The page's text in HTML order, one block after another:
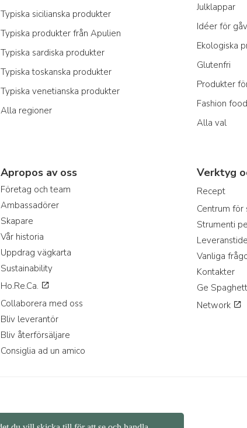
Typiska sicilianska produkter
Typiska produkter från Apulien
Typiska sardiska produkter
Typiska toskanska produkter
Typiska venetianska produkter
Alla regioner
Julklappar
Idéer för
Ekologiska
Glutenfri
Produkter
Fashion food
Alla val
Apropos av oss
Företag och team
Ambassadörer
Skapare
Vår historia
Uppdrag vägkarta
Sustainability
Ho.Re.Ca.
Collaborera med oss
Bliv leverantör
Bliv återförsäljare
Consiglia ad un amico
Verktyg
Recept
Centrum för
Strumenti
Vanliga
Kontakter
Ge
Network